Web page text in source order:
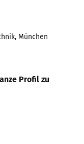
München
Profil zu